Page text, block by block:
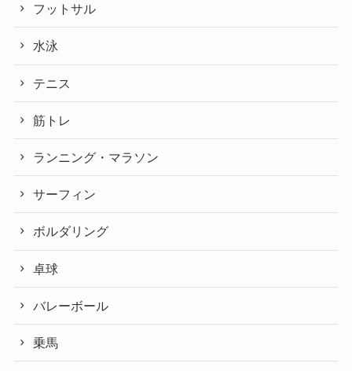
フットサル
水泳
テニス
筋トレ
ランニング・マラソン
サーフィン
ボルダリング
卓球
バレーボール
乗馬